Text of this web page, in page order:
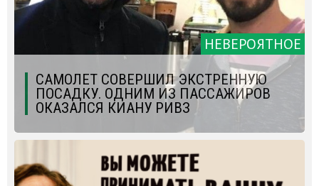
НЕВЕРОЯТНОЕ
САМОЛЕТ СОВЕРШИЛ ЭКСТРЕННУЮ
ПОСАДКУ. ОДНИМ ИЗ ПАССАЖИРОВ
ОКАЗАЛСЯ КИАНУ РИВЗ